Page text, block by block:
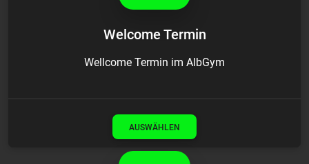
Welcome Termin
Wellcome Termin im AlbGym
AUSWÄHLEN